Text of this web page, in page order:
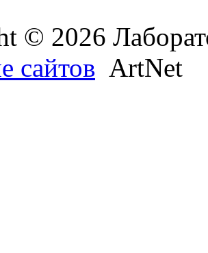
© 2026
сайтов ArtNet